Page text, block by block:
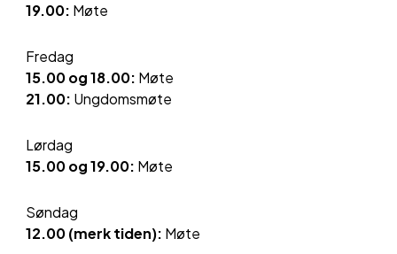
19.00: Møte
Fredag
15.00 og 18.00: Møte
21.00: Ungdomsmøte
Lørdag
15.00 og 19.00: Møte
Søndag
12.00 (merk tiden): Møte